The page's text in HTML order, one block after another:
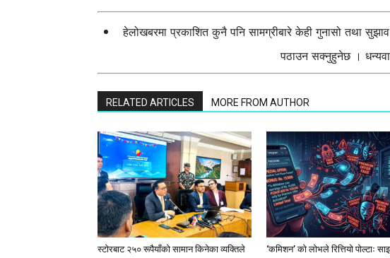
हेलोखबरमा प्रकाशित कुनै पनि सामग्रीबारे केही गुनासो तथा सुझाव
पठाउन सक्नुहुनेछ ।
RELATED ARTICLES MORE FROM AUTHOR
स्टाेरबाट २५० रूपैयाँको सामान किनेका व्यक्तिले ‘कमिशन’ को लोभले रित्तियो पोल्टाः